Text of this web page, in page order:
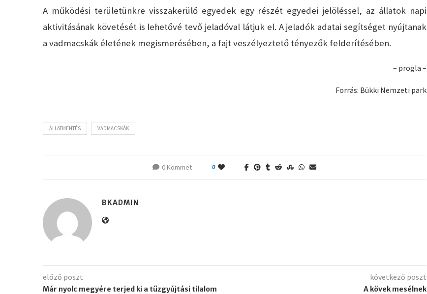
A működési területünkre visszakerülő egyedek egy részét egyedei jelöléssel, az állatok napi
aktivitásának követését is lehetővé tevő jeladóval látjuk el. A jeladók adatai segítséget nyújtanak
a vadmacskák életének megismerésében, a fajt veszélyeztető tényezők felderítésében.
– progla –
Forrás: Bükki Nemzeti park
ÁLLATMENTÉS VADMACSKÁK
0 Kommet 0
BKADMIN
előző poszt
Már nyolc megyére terjed ki a tűzgyújtási tilalom
következő poszt
A kövek mesélnek